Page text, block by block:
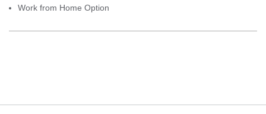
Work from Home Option